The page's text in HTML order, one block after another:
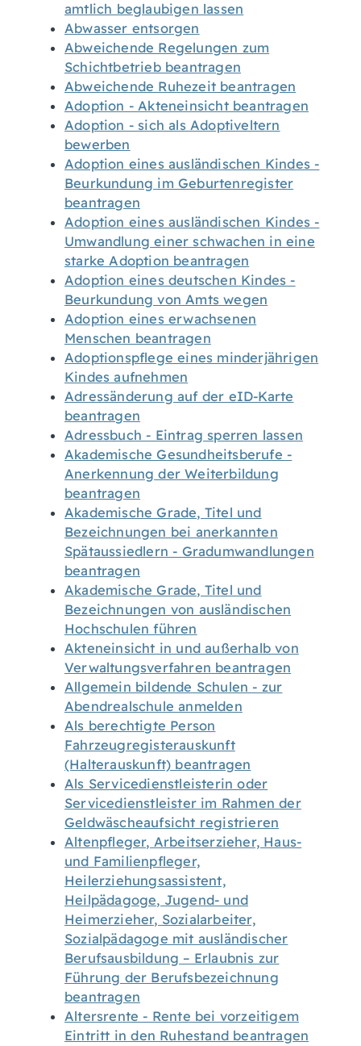
amtlich beglaubigen lassen
Abwasser entsorgen
Abweichende Regelungen zum
Schichtbetrieb beantragen
Abweichende Ruhezeit beantragen
Adoption - Akteneinsicht beantragen
Adoption - sich als Adoptiveltern
bewerben
Adoption eines ausländischen Kindes -
Beurkundung im Geburtenregister
beantragen
Adoption eines ausländischen Kindes -
Umwandlung einer schwachen in eine
starke Adoption beantragen
Adoption eines deutschen Kindes -
Beurkundung von Amts wegen
Adoption eines erwachsenen
Menschen beantragen
Adoptionspflege eines minderjährigen
Kindes aufnehmen
Adressänderung auf der eID-Karte
beantragen
Adressbuch - Eintrag sperren lassen
Akademische Gesundheitsberufe -
Anerkennung der Weiterbildung
beantragen
Akademische Grade, Titel und
Bezeichnungen bei anerkannten
Spätaussiedlern - Gradumwandlungen
beantragen
Akademische Grade, Titel und
Bezeichnungen von ausländischen
Hochschulen führen
Akteneinsicht in und außerhalb von
Verwaltungsverfahren beantragen
Allgemein bildende Schulen - zur
Abendrealschule anmelden
Als berechtigte Person
Fahrzeugregisterauskunft
(Halterauskunft) beantragen
Als Servicedienstleisterin oder
Servicedienstleister im Rahmen der
Geldwäscheaufsicht registrieren
Altenpfleger, Arbeitserzieher, Haus-
und Familienpfleger,
Heilerziehungsassistent,
Heilpädagoge, Jugend- und
Heimerzieher, Sozialarbeiter,
Sozialpädagoge mit ausländischer
Berufsausbildung – Erlaubnis zur
Führung der Berufsbezeichnung
beantragen
Altersrente - Rente bei vorzeitigem
Eintritt in den Ruhestand beantragen